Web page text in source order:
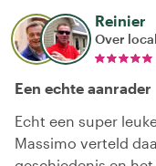
Reinier
Over local
Een echte aanrader
Echt een super
Massimo verteld